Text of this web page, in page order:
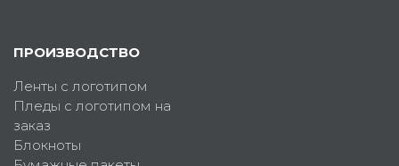
ПРОИЗВОДСТВО
Ленты с логотипом
Пледы с логотипом на
заказ
Блокноты